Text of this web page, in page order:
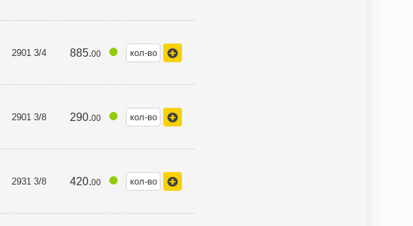
2901 3/4 885.00
2901 3/8 290.00
2931 3/8 420.00